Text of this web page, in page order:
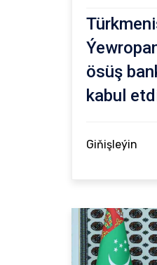
ösüş
kabul
Giňişleýin